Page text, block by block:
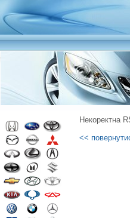
Некоректна
<<